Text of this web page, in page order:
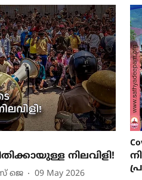
നിലവിളി!
ജെ
09 May 2026